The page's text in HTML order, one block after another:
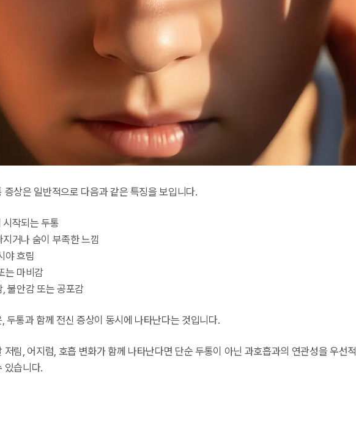
증상은 일반적으로 다음과 같은 특징을 보입니다.
시작되는 두통
거나 숨이 부족한 느낌
야 흐림
는 마비감
, 불안감 또는 공포감
두통과 함께 전신 증상이 동시에 나타난다는 것입니다.
저림, 어지럼, 호흡 변화가 함께 나타난다면 단순 두통이 아닌 과호흡과의 연관성을 우선적
있습니다.